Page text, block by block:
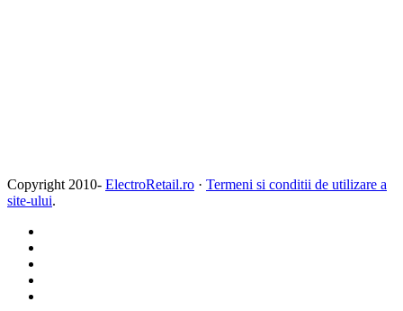
Copyright 2010- ElectroRetail.ro · Termeni si conditii de utilizare a
site-ului.